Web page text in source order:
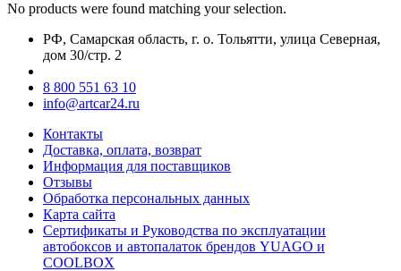
No products were found matching your selection.
РФ, Самарская область, г. о. Тольятти, улица Северная,
дом 30/стр. 2
8 800 551 63 10
info@artcar24.ru
Контакты
Доставка, оплата, возврат
Информация для поставщиков
Отзывы
Обработка персональных данных
Карта сайта
Сертификаты и Руководства по эксплуатации
автобоксов и автопалаток брендов YUAGO и
COOLBOX